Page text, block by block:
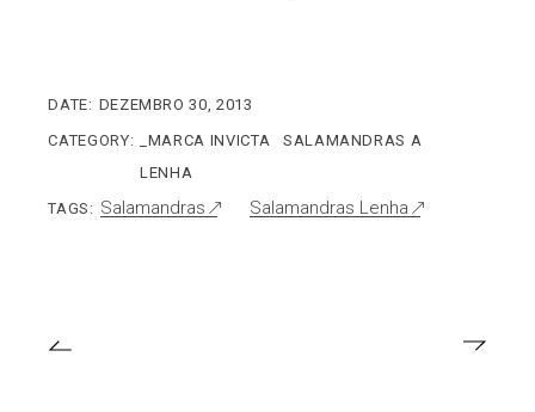
DATE: DEZEMBRO 30, 2013
CATEGORY:
_MARCA INVICTA
SALAMANDRAS A
LENHA
TAGS: Salamandras Salamandras Lenha